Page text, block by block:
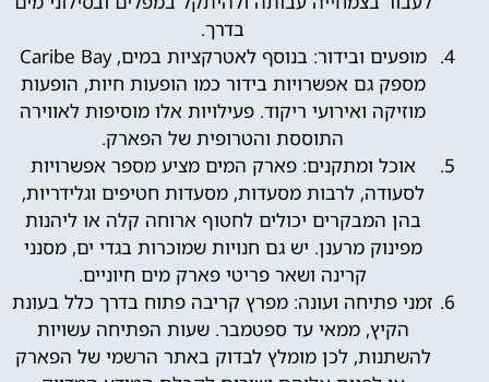
בדרך.
מופעים ובידור: בנוסף לאטרקציות במים, Caribe Bay
מספק גם אפשרויות בידור כמו הופעות חיות, הופעות
מוזיקה ואירועי ריקוד. פעילויות אלו מוסיפות לאווירה
התוססת והטרופית של הפארק.
אוכל ומתקנים: פארק המים מציע מספר אפשרויות
לסעודה, לרבות מסעדות, מסעדות חטיפים וגלידריות,
בהן המבקרים יכולים לחטוף ארוחה קלה או ליהנות
מפינוק מרענן. יש גם חנויות שמוכרות בגדי ים, מסנני
קרינה ושאר פריטי פארק מים חיוניים.
זמני פתיחה ועונה: מפרץ קריבה פתוח בדרך כלל בעונת
הקיץ, ממאי עד ספטמבר. שעות הפתיחה עשויות
להשתנות, לכן מומלץ לבדוק באתר הרשמי של הפארק